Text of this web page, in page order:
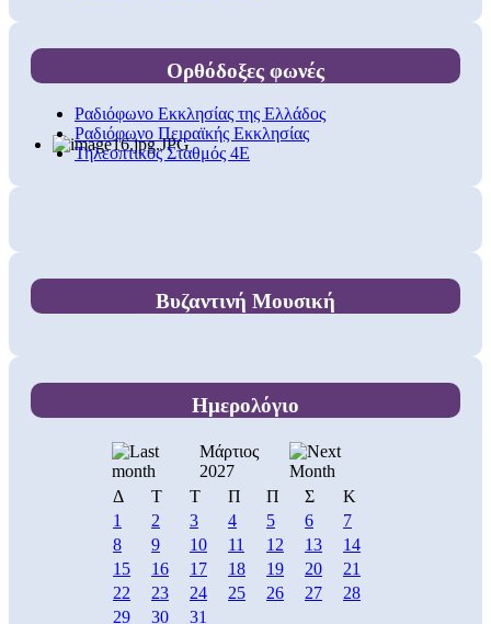
Ορθόδοξες φωνές
Ραδιόφωνο Εκκλησίας της Ελλάδος
Ραδιόφωνο Πειραϊκής Εκκλησίας
Τηλεοπτικός Σταθμός 4Ε
Βυζαντινή Μουσική
Ημερολόγιο
Μάρτιος
2027
Δ
Τ Τ Π Π Σ
Κ
1
2 3 4 5 6
7
8
9 10 11 12 13
14
15
16 17 18 19 20
21
22
23 24 25 26 27
28
29
30 31